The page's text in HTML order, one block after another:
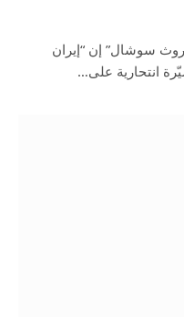
سوشال” إن “إيران
انتحارية على…